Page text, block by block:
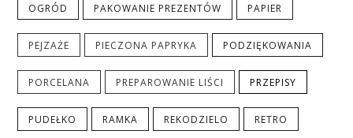
OGRÓD PAKOWANIE PREZENTÓW PAPIER
PEJZAŻE PIECZONA PAPRYKA PODZIĘKOWANIA
PORCELANA PREPAROWANIE LIŚCI PRZEPISY
PUDEŁKO RAMKA REKODZIELO RETRO